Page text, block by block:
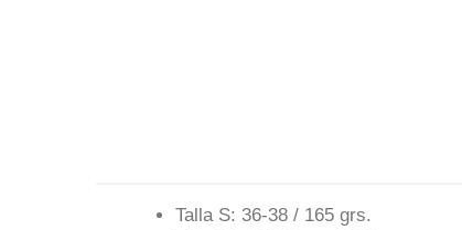
Talla S: 36-38 / 165 grs.